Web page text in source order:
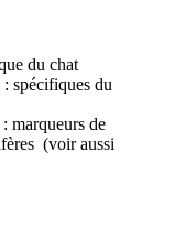
du chat
: spécifiques du
: marqueurs de
(voir aussi